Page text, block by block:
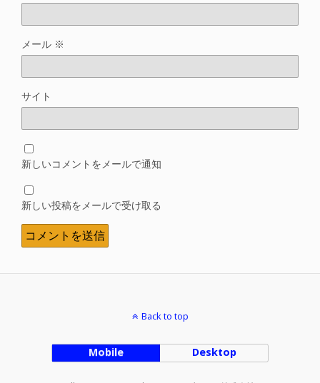
メール ※
サイト
新しいコメントをメールで通知
新しい投稿をメールで受け取る
Back to top
Mobile Desktop